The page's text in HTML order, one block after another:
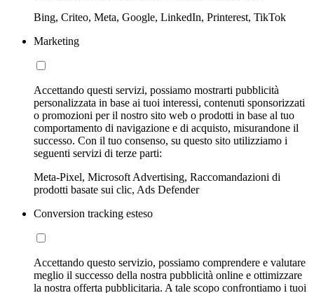
Bing, Criteo, Meta, Google, LinkedIn, Printerest, TikTok
Marketing
Accettando questi servizi, possiamo mostrarti pubblicità
personalizzata in base ai tuoi interessi, contenuti sponsorizzati
o promozioni per il nostro sito web o prodotti in base al tuo
comportamento di navigazione e di acquisto, misurandone il
successo. Con il tuo consenso, su questo sito utilizziamo i
seguenti servizi di terze parti:
Meta-Pixel, Microsoft Advertising, Raccomandazioni di
prodotti basate sui clic, Ads Defender
Conversion tracking esteso
Accettando questo servizio, possiamo comprendere e valutare
meglio il successo della nostra pubblicità online e ottimizzare
la nostra offerta pubblicitaria. A tale scopo confrontiamo i tuoi